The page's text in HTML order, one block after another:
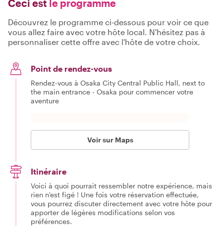
Ceci est le programme
Découvrez le programme ci-dessous pour voir ce que
vous allez faire avec votre hôte local. N'hésitez pas à
personnaliser cette offre avec l'hôte de votre choix.
Point de rendez-vous
Rendez-vous à Osaka City Central Public Hall, next to
the main entrance - Osaka pour commencer votre
aventure
Voir sur Maps
Itinéraire
Voici à quoi pourrait ressembler notre expérience, mais
rien n'est figé ! Une fois votre réservation effectuée,
vous pourrez discuter directement avec votre hôte pour
apporter de légères modifications selon vos
préférences.